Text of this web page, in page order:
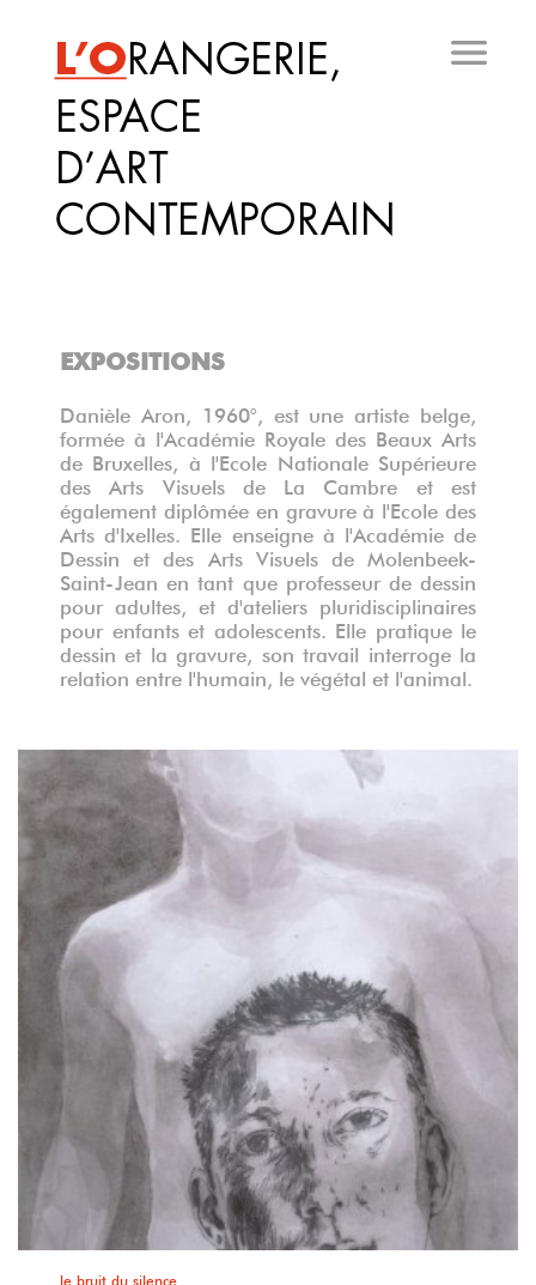
principal
EXPOSITIONS
Danièle Aron, 1960°, est une artiste belge,
formée à l'Académie Royale des Beaux Arts
de Bruxelles, à l'Ecole Nationale Supérieure
des Arts Visuels de La Cambre et est
également diplômée en gravure à l'Ecole des
Arts d'Ixelles. Elle enseigne à l'Académie de
Dessin et des Arts Visuels de Molenbeek-
Saint-Jean en tant que professeur de dessin
pour adultes, et d'ateliers pluridisciplinaires
pour enfants et adolescents. Elle pratique le
dessin et la gravure, son travail interroge la
relation entre l'humain, le végétal et l'animal.
le bruit du silence